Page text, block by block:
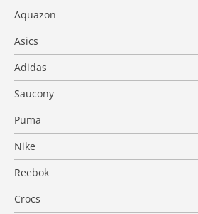
Aquazon
Asics
Adidas
Saucony
Puma
Nike
Reebok
Crocs